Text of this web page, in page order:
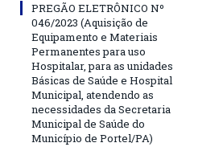
PREGÃO ELETRÔNICO Nº
046/2023 (Aquisição de
Equipamento e Materiais
Permanentes para uso
Hospitalar, para as unidades
Básicas de Saúde e Hospital
Municipal, atendendo as
necessidades da Secretaria
Municipal de Saúde do
Município de Portel/PA)